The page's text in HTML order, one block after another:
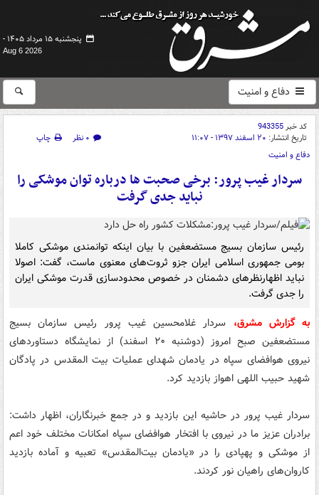
پنجشنبه ۱۵ مرداد ۱۴۰۵ -
Aug 6 2026
دفاع و امنیت
کد خبر943355
تاریخ انتشار: ۲۰ اسفند ۱۳۹۷ - ۱۱:۰۷ ۰ نظر
چاپ
دفاع و امنیت
سردار غیب پرور: برخی صحبت ها درباره توان موشکی را
نباید جدی گرفت
رئیس سازمان بسیج مستضعفین با بیان اینکه توانمندی موشکی کاملا
بومی جمهوری اسلامی ایران جزو ثروت‌های معنوی ماست، گفت: اصولا
نباید اظهارنظرهای دشمنان در خصوص محدودسازی قدرت موشکی ایران
را جدی گرفت.
به گزارش مشرق، سردار غلامحسین غیب پرور رئیس سازمان بسیج
مستضعفین صبح امروز (دوشنبه ۲۰ اسفند) از نمایشگاه دستاوردهای
نیروی هوافضای سپاه در یادمان شهدای عملیات بیت المقدس در پادگان
شهید حبیب اللهی اهواز بازدید کرد.
سردار غیب پرور در حاشیه این بازدید و در جمع خبرنگاران، اظهار داشت:
برادران عزیز ما در نیروی با افتخار هوافضای سپاه امکانات مختلف خود اعم
از موشکی و پهپادی را در «یادمان بیت‌المقدس» تعبیه و آماده بازدید
کاروان‌های راهیان نور کردند.